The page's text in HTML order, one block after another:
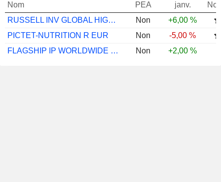
Nom PEA
janv.
RUSSELL INV GLOBAL HIGH DIV EQ P USD INC
Non
+6,00 %
PICTET-NUTRITION R EUR
Non
-5,00 %
FLAGSHIP IP WORLDWIDE FLEXIBLE A
Non +2,00 %